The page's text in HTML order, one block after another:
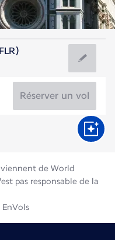
Réserver un vol
de World
pas responsable de la